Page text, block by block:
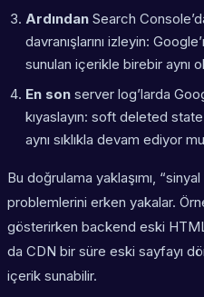
Ardından Search
davranışlarını izleyin:
sunulan içerikle birebir aynı
En son server log’larda
kıyaslayın: soft deleted
aynı sıklıkla devam ediyor
Bu doğrulama yaklaşımı,
problemlerini erken yakalar.
gösterirken backend eski
da CDN bir süre eski sayfayı
içerik sunabilir.